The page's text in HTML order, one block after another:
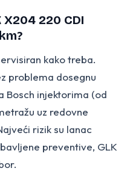
220 CDI
kako treba.
problema dosegnu
Bosch injektorima (od
uz redovne
rizik su lanac
preventive, GLK